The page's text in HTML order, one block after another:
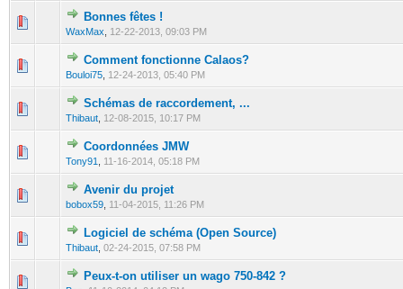
Bonnes fêtes !
WaxMax 12-22-2013, 09:03 PM
0 Vote(s) - 0 out of 5 in Average
Comment fonctionne Calaos?
Bouloi75 12-24-2013, 05:40 PM
0 Vote(s) - 0 out of 5 in Average
12345
Schémas de raccordement, ...
Thibaut 12-08-2015, 10:17 PM
0 Vote(s) - 0 out of 5 in Average
12345
Coordonnées JMW
Tony91 11-16-2014, 05:18 PM
0 Vote(s) - 0 out of 5 in Average
1
Avenir du projet
bobox59 11-04-2015, 11:26 PM
0 Vote(s) - 0 out of 5 in Average
Logiciel de schéma (Open Source)
Thibaut 02-24-2015, 07:58 PM
0 Vote(s) - 0 out of 5 in Average
12345
Peux-t-on utiliser un wago 750-842 ?
0 Vote(s) - 0 out of 5 in Average
12 345